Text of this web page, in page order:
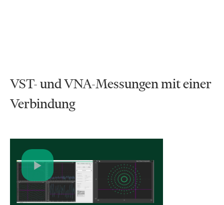
VST- und VNA-Messungen mit einer
Verbindung
Play
Video